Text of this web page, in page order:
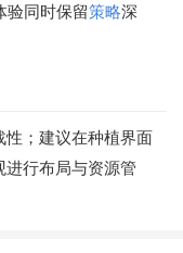
验同时保留策略深
性；建议在种植界面
行布局与资源管